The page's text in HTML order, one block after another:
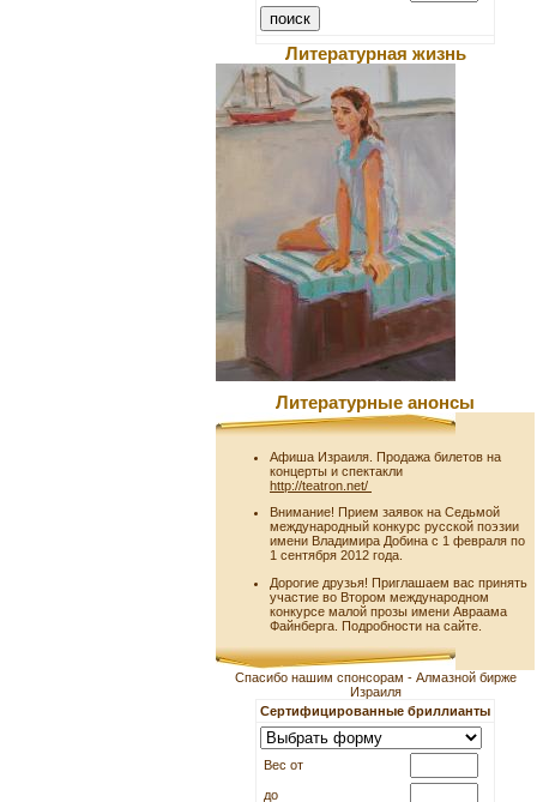
Литературная жизнь
Литературные анонсы
Афиша Израиля. Продажа билетов на
концерты и спектакли
http://teatron.net/
Внимание! Прием заявок на Седьмой
международный конкурс русской поэзии
имени Владимира Добина с 1 февраля по
1 сентября 2012 года.
Дорогие друзья! Приглашаем вас принять
участие во Втором международном
конкурсе малой прозы имени Авраама
Файнберга. Подробности на сайте.
Спасибо нашим спонсорам - Алмазной бирже
Израиля
Сертифицированные бриллианты
Вес от
до